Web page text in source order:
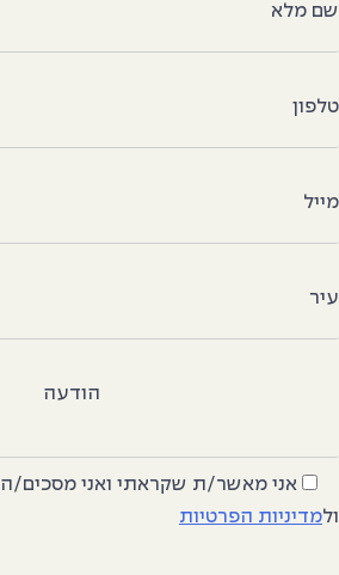
שם מלא
טלפון
מייל
עיר
הודעה
אני מאשר/ת שקראתי ואני מסכים/ה
ולמדיניות הפרטיות